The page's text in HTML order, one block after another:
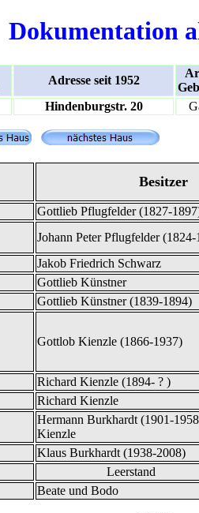
Dokumentation
Adresse seit 1952
Hindenburgstr. 20
Besitzer
Gottlieb Pflugfelder (1827-
Johann Peter Pflugfelder (1824-
Jakob Friedrich Schwarz
Gottlieb Künstner
Gottlieb Künstner (1839-1894)
Gottlob Kienzle (1866-1937)
Richard Kienzle (1894- ? )
Richard Kienzle
Hermann Burkhardt (1901-
Kienzle
Klaus Burkhardt (1938-2008)
Leerstand
Beate und Bodo